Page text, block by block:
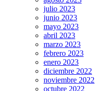
julio 2023
junio 2023
mayo 2023
abril 2023
marzo 2023
febrero 2023
enero 2023
diciembre 2022
noviembre 2022
octubre 2022